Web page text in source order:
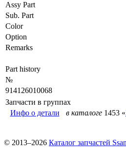
Assy Part
Sub. Part
Color
Option
Remarks
Part history
№
914126010068
Запчасти в группах
Инфо о детали
в каталоге 1453 «
© 2013–2026 Каталог запчастей